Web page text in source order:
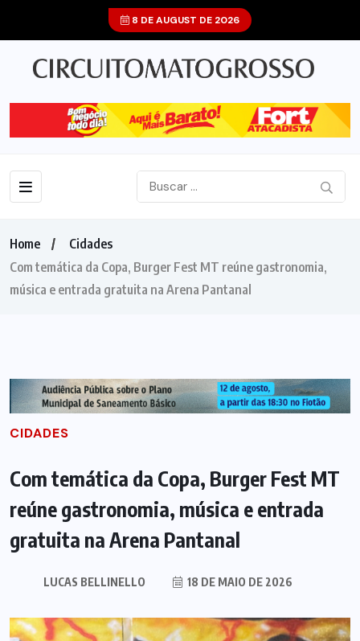
8 DE AUGUST DE 2026
Home
Cidades
Com temática da Copa, Burger Fest MT reúne gastronomia,
música e entrada gratuita na Arena Pantanal
CIDADES
Com temática da Copa, Burger Fest MT
reúne gastronomia, música e entrada
gratuita na Arena Pantanal
LUCAS BELLINELLO 18 DE MAIO DE 2026